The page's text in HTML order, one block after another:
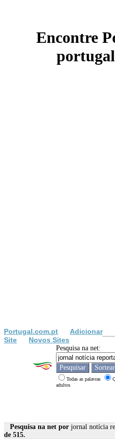
Encontre
Portugal.com.pt
Adicionar
Site
Novos Sites
Pesquisa na net:
Todas as palavras
adultos
Pesquisa na net por jornal notícia
de 515.